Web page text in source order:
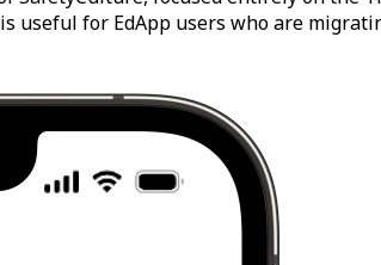
for EdApp users who are